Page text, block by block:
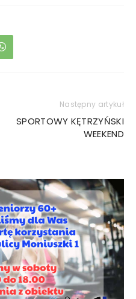
Następny artykuł
SPORTOWY KĘTRZYŃSKI
WEEKEND